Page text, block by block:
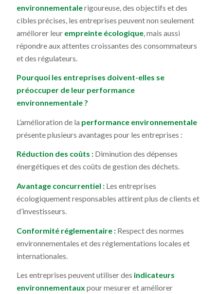
environnementalerigoureuse, des objectifs et des
cibles précises, les entreprises peuvent non seulement
améliorer leur empreinte écologique, mais aussi
répondre aux attentes croissantes des consommateurs
et des régulateurs.
Pourquoi les entreprises doivent-elles se
préoccuper de leur performance
environnementale ?
L’amélioration de la performance environnementale
présente plusieurs avantages pour les entreprises :
Réduction des coûts :Diminution des dépenses
énergétiques et des coûts de gestion des déchets.
Avantage concurrentiel :Les entreprises
écologiquement responsables attirent plus de clients et
d’investisseurs.
Conformité réglementaire :Respect des normes
environnementales et des réglementations locales et
internationales.
Les entreprises peuvent utiliser des indicateurs
environnementaux pour mesurer et améliorer